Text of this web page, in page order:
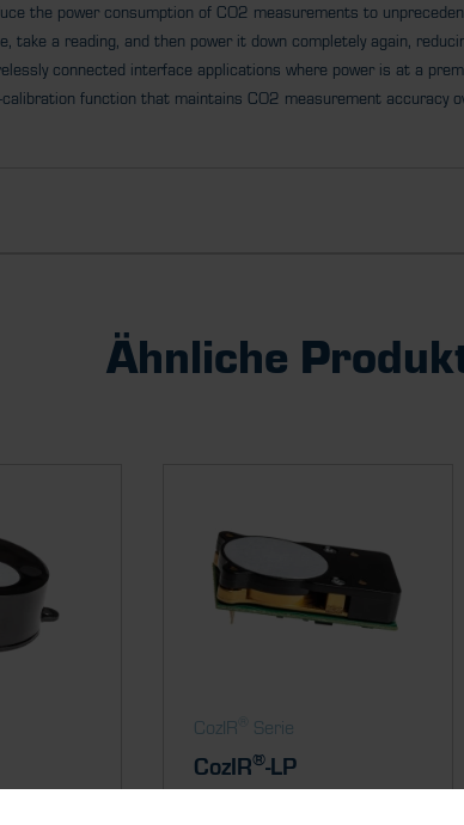
the power consumption of CO2 measurements to
take a reading, and then power it down completely again,
connected interface applications where power is at a
function that maintains CO2 measurement accuracy
Ähnliche
CozIR Serie
CozIR®-LP